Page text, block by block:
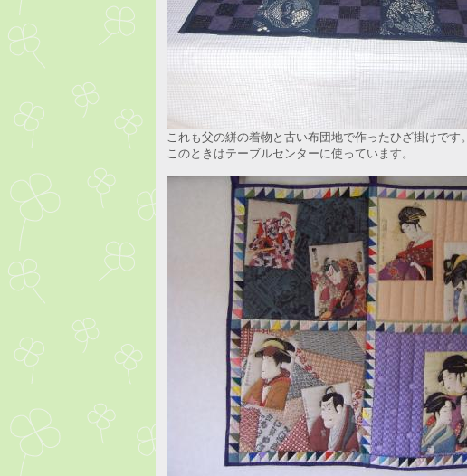
これも父の絣の着物と古い布団地で作ったひざ掛けです。
このときはテーブルセンターに使っています。